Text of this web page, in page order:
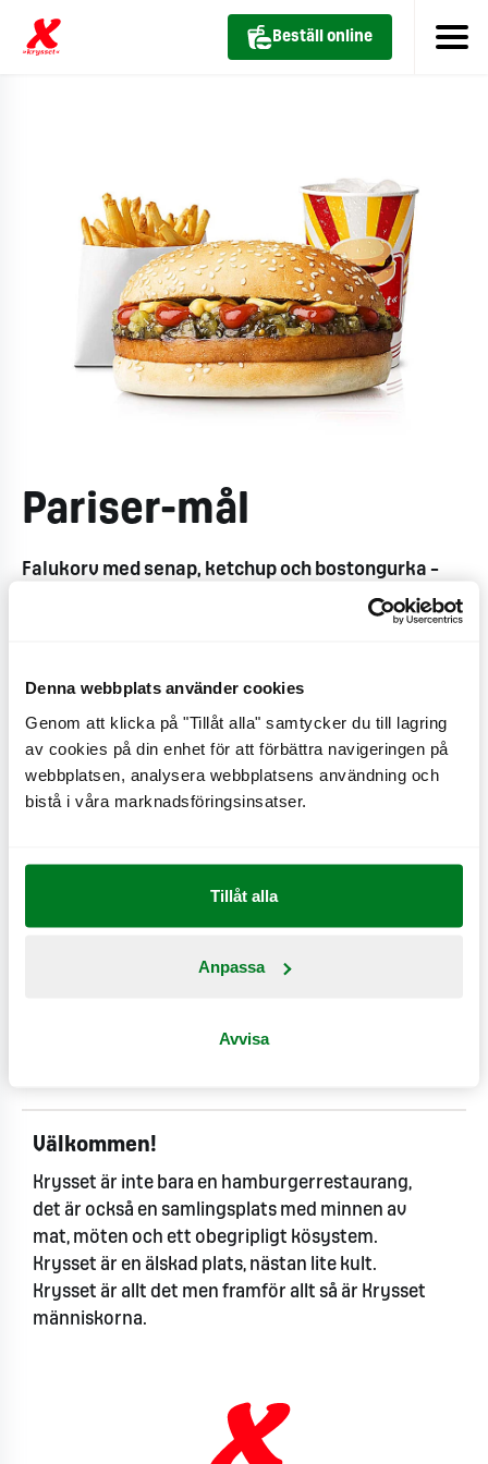
Denna webbplats använder cookies
Genom att klicka på "Tillåt alla" samtycker du till lagring
av cookies på din enhet för att förbättra navigeringen på
webbplatsen, analysera webbplatsens användning och
bistå i våra marknadsföringsinsatser.
Tillåt alla
Anpassa
Avvisa
Beställ online
Pariser-mål
Falukorv med senap, ketchup och bostongurka –
allt omslutet av ett gyllenrostat sesambröd.
Produktinformation
Ingredienser:
Näringsämnen & värden
Se produktinformation
Välkommen!
Krysset är inte bara en hamburgerrestaurang,
det är också en samlingsplats med minnen av
mat, möten och ett obegripligt kösystem.
Krysset är en älskad plats, nästan lite kult.
Krysset är allt det men framför allt så är Krysset
människorna.